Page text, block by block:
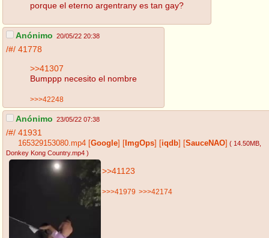
porque el eterno argentrany es tan gay?
Anónimo 20/05/22 20:38
/#/ 41778
>>41307
Bumppp necesito el nombre
>>>42248
Anónimo 23/05/22 07:38
/#/ 41931
165329153080.mp4 [Google] [ ImgOps] [iqdb] [SauceNAO] ( 14.50MB
Donkey Kong Country.mp4 )
>>41123
>>>41979 >>>42174